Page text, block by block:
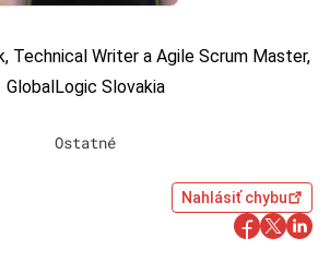
Technical Writer a Agile Scrum Master,
GlobalLogic Slovakia
Ostatné
Nahlásiť chybu